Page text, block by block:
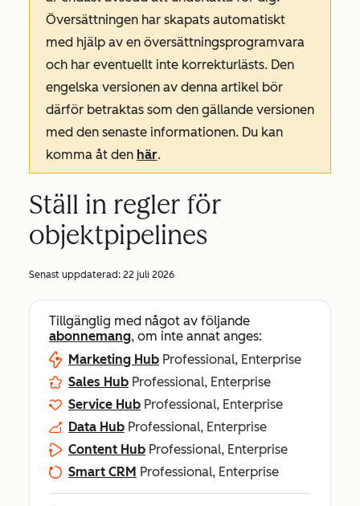
Översättningen har skapats automatiskt
med hjälp av en översättningsprogramvara
och har eventuellt inte korrekturlästs. Den
engelska versionen av denna artikel bör
därför betraktas som den gällande versionen
med den senaste informationen. Du kan
komma åt den här.
Ställ in regler för
objektpipelines
Senast uppdaterad: 22 juli 2026
Tillgänglig med något av följande
abonnemang, om inte annat anges:
Marketing Hub Professional, Enterprise
Sales Hub Professional, Enterprise
Service Hub Professional, Enterprise
Data Hub Professional, Enterprise
Content Hub Professional, Enterprise
Smart CRM Professional, Enterprise